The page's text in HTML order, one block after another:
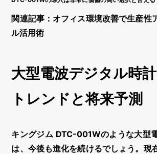
関連記事：オフィス環境改善で生産性
ル活用術
大型電波デジタル時計
トレンドと将来予測
キングジム DTC-001Wのような大型
は、今後も進化を続けるでしょう。現